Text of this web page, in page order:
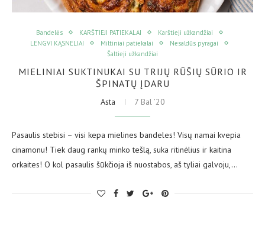
Bandelės KARŠTIEJI PATIEKALAI
Karštieji užkandžiai
LENGVI KĄSNELIAI
Miltiniai patiekalai
Nesaldūs pyragai
Šaltieji užkandžiai
MIELINIAI SUKTINUKAI SU TRIJŲ RŪŠIŲ SŪRIO IR
ŠPINATŲ ĮDARU
Asta 7 Bal ’20
Pasaulis stebisi – visi kepa mielines bandeles! Visų namai kvepia
cinamonu! Tiek daug rankų minko tešlą, suka ritinėlius ir kaitina
orkaites! O kol pasaulis šūkčioja iš nuostabos, aš tyliai galvoju,…